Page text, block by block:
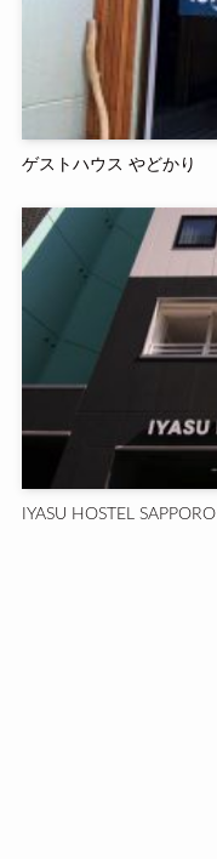
ゲストハウス やどかり
IYASU HOSTEL SAPPORO